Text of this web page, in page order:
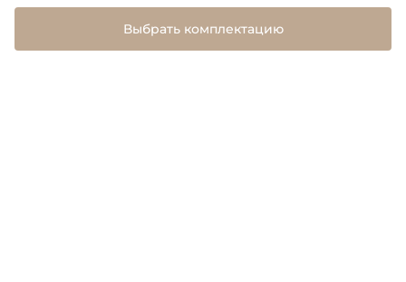
Выбрать комплектацию